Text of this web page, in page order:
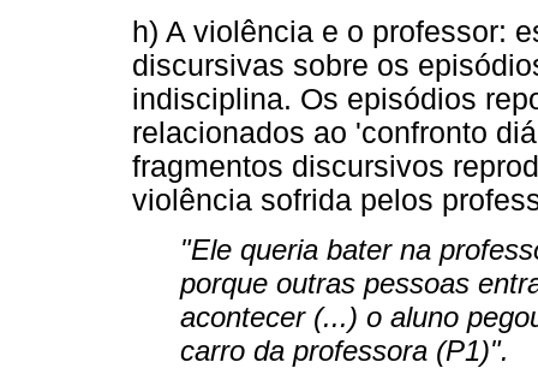
h) A violência e o professor:
discursivas sobre os
indisciplina. Os episódios
relacionados ao 'confronto
fragmentos discursivos
violência sofrida pelos
"Ele queria bater na
porque outras pessoas
acontecer (...) o aluno
carro da professora (P1)".